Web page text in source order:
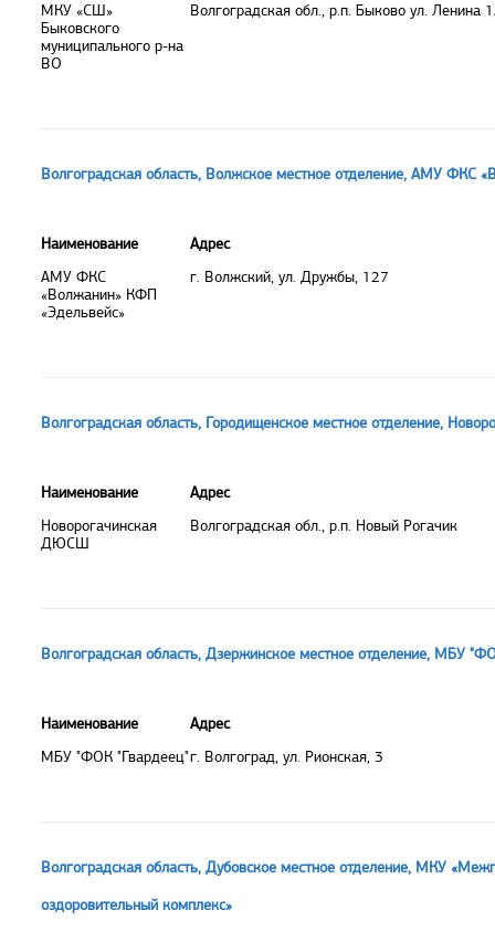
МКУ «СШ»
Быковского
муниципального р-на
ВО
Волгоградская обл., р.п. Быково ул. Ленина
Волгоградская область, Волжское местное отделение, АМУ ФКС
Наименование
АМУ ФКС
«Волжанин» КФП
«Эдельвейс»
Адрес
г. Волжский, ул. Дружбы, 127
Волгоградская область, Городищенское местное отделение,
Наименование
Новорогачинская
ДЮСШ
Адрес
Волгоградская обл., р.п. Новый Рогачик
Волгоградская область, Дзержинское местное отделение, МБУ
Наименование
МБУ "ФОК "Гвардеец"
Адрес
г. Волгоград, ул. Рионская, 3
Волгоградская область, Дубовское местное отделение, МКУ
оздоровительный комплекс»